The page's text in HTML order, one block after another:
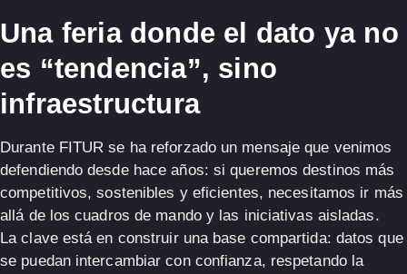
Una feria donde el dato ya no
es “tendencia”, sino
infraestructura
Durante FITUR se ha reforzado un mensaje que venimos
defendiendo desde hace años: si queremos destinos más
competitivos, sostenibles y eficientes, necesitamos ir más
allá de los cuadros de mando y las iniciativas aisladas.
La clave está en construir una base compartida: datos que
se puedan intercambiar con confianza, respetando la